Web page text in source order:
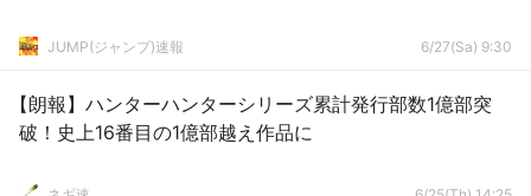
JUMP(ジャンプ)速報 6/27(Sa) 9:30
【朗報】ハンターハンターシリーズ累計発行部数1億部突
破！史上16番目の1億部越え作品に